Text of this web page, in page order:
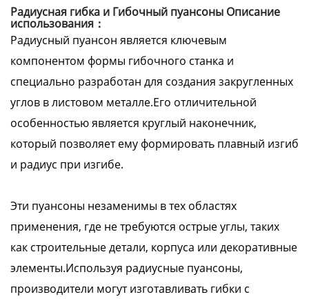
Радиусная гибка и Гибочный пуансоны Описание
использования：
Радиусный пуансон является ключевым
компонентом формы гибочного станка и
специально разработан для создания закругленных
углов в листовом металле.Его отличительной
особенностью является круглый наконечник,
который позволяет ему формировать плавный изгиб
и радиус при изгибе.
Эти пуансоны незаменимы в тех областях
применения, где не требуются острые углы, таких
как строительные детали, корпуса или декоративные
элементы.Используя радиусные пуансоны,
производители могут изготавливать гибки с